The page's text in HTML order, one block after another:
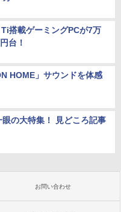
搭載ゲーミングPCが7万
台！
HOME」サウンドを体感
の大特集！ 見どころ記事
お問い合わせ